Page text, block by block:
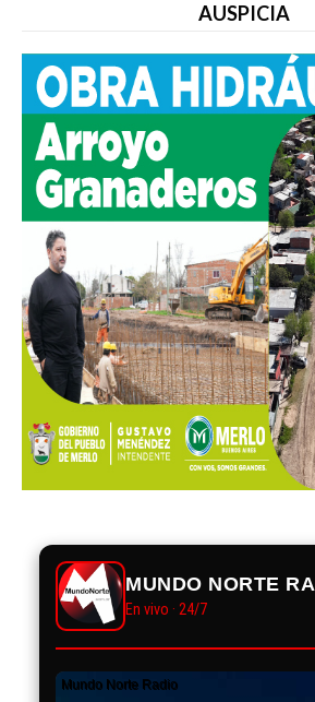
AUSPICIA
MUNDO NORTE
En vivo · 24/7